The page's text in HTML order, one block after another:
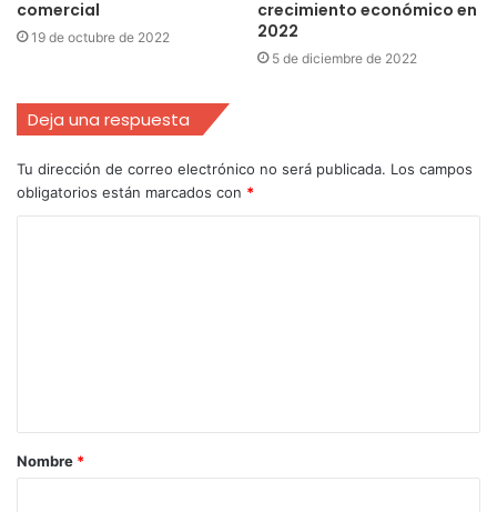
comercial
19 de octubre de 2022
crecimiento económico en
2022
5 de diciembre de 2022
Deja una respuesta
Tu dirección de correo electrónico no será publicada. Los campos
obligatorios están marcados con *
Nombre *